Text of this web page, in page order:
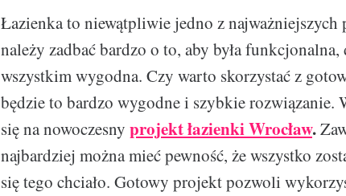
Łazienka to niewątpliwie jedno z najważniejszych
należy zadbać bardzo o to, aby była
wszystkim wygodna. Czy warto skorzystać z
będzie to bardzo wygodne i szybkie
się na nowoczesny projekt łazienki Wrocław.
najbardziej można mieć pewność, że wszystko
się tego chciało. Gotowy projekt pozwoli